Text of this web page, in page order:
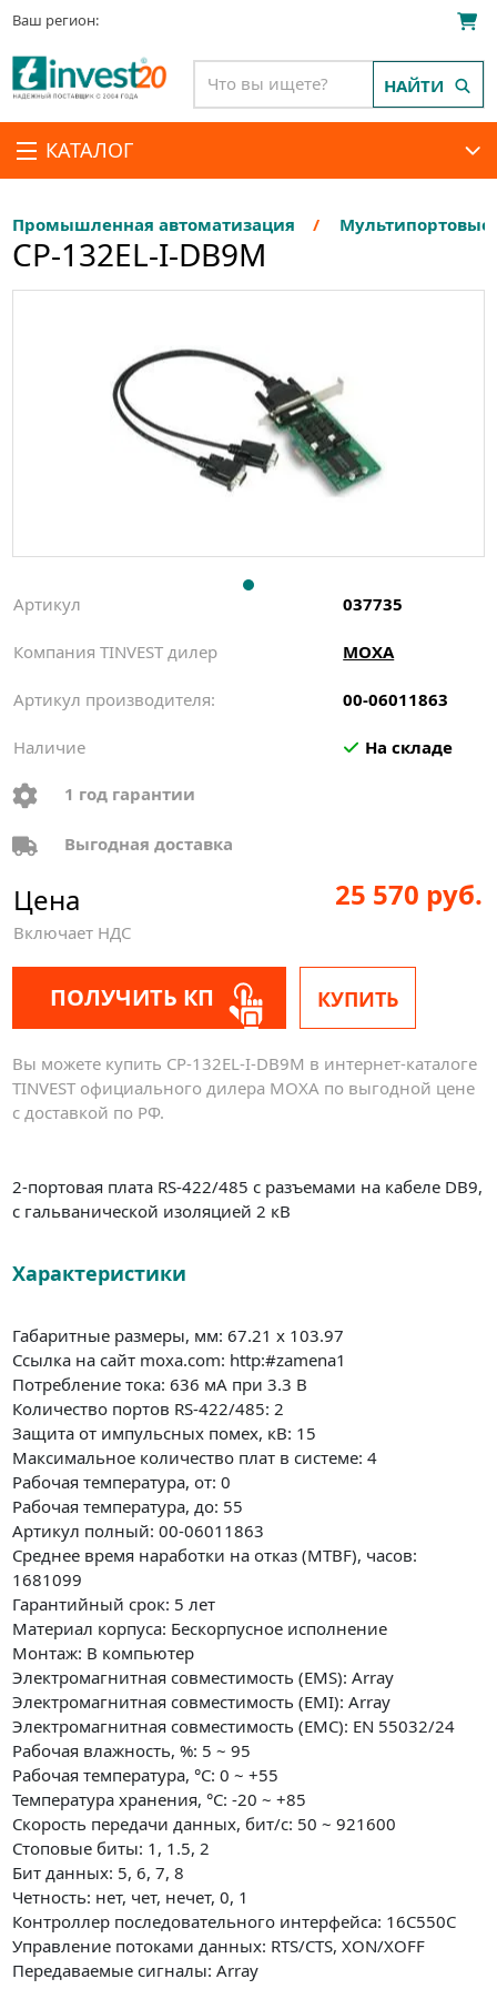
Ваш регион:
КАТАЛОГ
НАЙТИ
Промышленная автоматизация Мультипортовые
CP-132EL-I-DB9M
Артикул 037735
Компания TINVEST дилер MOXA
Артикул производителя: 00-06011863
Наличие На складе
1 год гарантии
Выгодная доставка
Цена
Включает НДС
25 570 руб.
ПОЛУЧИТЬ КП КУПИТЬ
Вы можете купить CP-132EL-I-DB9M в интернет-каталоге
TINVEST официального дилера MOXA по выгодной цене
с доставкой по РФ.
2-портовая плата RS-422/485 с разъемами на кабеле DB9,
с гальванической изоляцией 2 кВ
Характеристики
Габаритные размеры, мм: 67.21 x 103.97
Ссылка на сайт moxa.com: http:#zamena1
Потребление тока: 636 мА при 3.3 В
Количество портов RS-422/485: 2
Защита от импульсных помех, кВ: 15
Максимальное количество плат в системе: 4
Рабочая температура, от: 0
Рабочая температура, до: 55
Артикул полный: 00-06011863
Среднее время наработки на отказ (MTBF), часов:
1681099
Гарантийный срок: 5 лет
Материал корпуса: Бескорпусное исполнение
Монтаж: В компьютер
Электромагнитная совместимость (EMS): Array
Электромагнитная совместимость (EMI): Array
Электромагнитная совместимость (EMC): EN 55032/24
Рабочая влажность, %: 5 ~ 95
Рабочая температура, °C: 0 ~ +55
Температура хранения, °C: -20 ~ +85
Скорость передачи данных, бит/с: 50 ~ 921600
Стоповые биты: 1, 1.5, 2
Бит данных: 5, 6, 7, 8
Четность: нет, чет, нечет, 0, 1
Контроллер последовательного интерфейса: 16C550C
Управление потоками данных: RTS/CTS, XON/XOFF
Передаваемые сигналы: Array